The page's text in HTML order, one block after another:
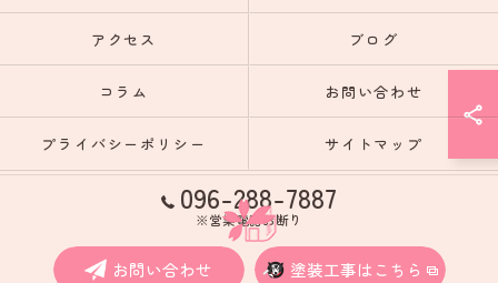
096-288-7887
※営業電話お断り
お問い合わせ 塗装工事はこちら
アクセス ブログ
コラム お問い合わせ
プライバシーポリシー サイトマップ